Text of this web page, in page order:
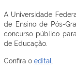
A Universidade
de Ensino de Pós-
concurso público
de Educação.
Confira o edital